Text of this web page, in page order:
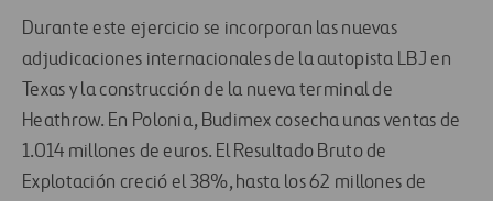
Durante este ejercicio se incorporan las nuevas
adjudicaciones internacionales de la autopista LBJ en
Texas y la construcción de la nueva terminal de
Heathrow. En Polonia, Budimex cosecha unas ventas de
1.014 millones de euros. El Resultado Bruto de
Explotación creció el 38%, hasta los 62 millones de